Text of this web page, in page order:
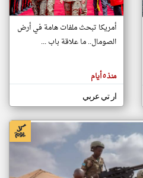
تغيير الدولة
اخبار الصومال على مدار الساعة
أهم اخبار الصومال العاجلة والمباشرة
أمريكا تبحث ملفات هامة في أرض
الصومال.. ما علاقة باب ...
منذ ٥ أيام
ار تي عربي
klyoum.com